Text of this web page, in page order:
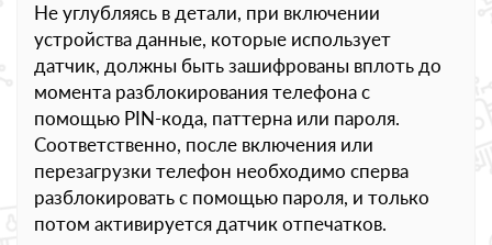
Не углубляясь в детали, при включении
устройства данные, которые использует
датчик, должны быть зашифрованы вплоть до
момента разблокирования телефона с
помощью PIN-кода, паттерна или пароля.
Соответственно, после включения или
перезагрузки телефон необходимо сперва
разблокировать с помощью пароля, и только
потом активируется датчик отпечатков.